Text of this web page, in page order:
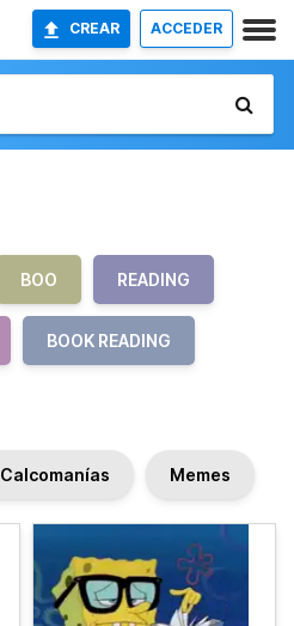
CREAR ACCEDER
BOO READING
BOOK READING
Calcomanías Memes